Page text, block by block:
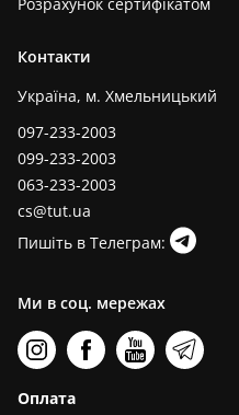
Розрахунок сертифікатом
Контакти
Україна, м. Хмельницький
097-233-2003
099-233-2003
063-233-2003
cs@tut.ua
Пишіть в Телеграм:
Ми в соц. мережах
Оплата